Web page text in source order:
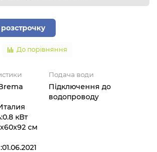
До порівняння
0.8 кВт
см
01.06.2021
Подача води
Підключення до
водопроводу